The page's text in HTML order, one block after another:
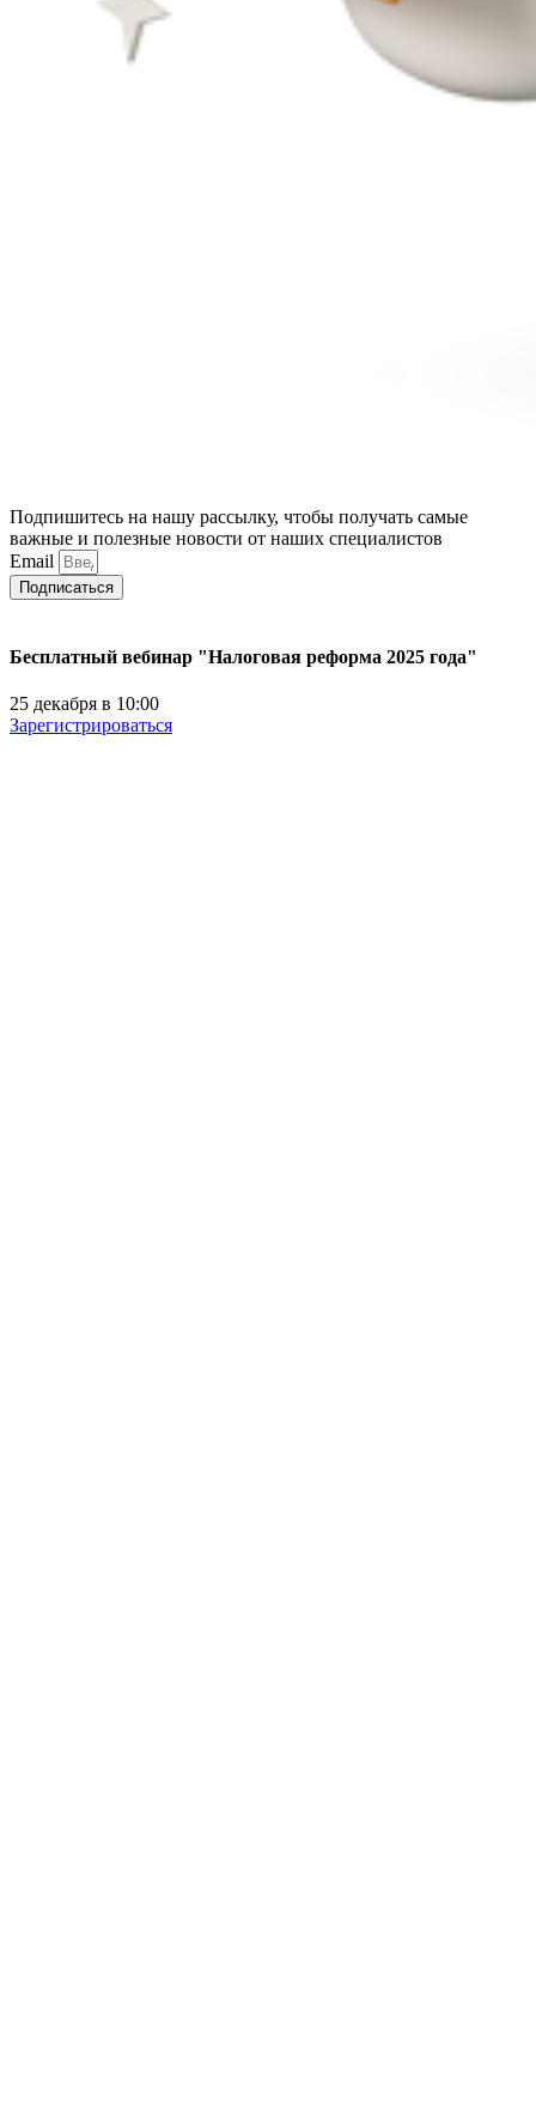
Подпишитесь на нашу рассылку, чтобы получать самые
важные и полезные новости от наших специалистов
Email
Подписаться
Бесплатный вебинар "Налоговая реформа 2025 года"
25 декабря в 10:00
Зарегистрироваться